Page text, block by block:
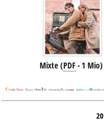
Mixte (PDF-1 Mio)